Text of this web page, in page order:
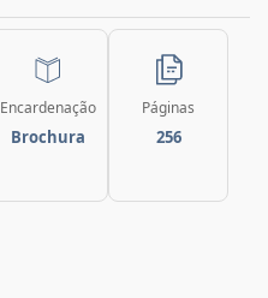
Encardenação
Brochura
Páginas
256